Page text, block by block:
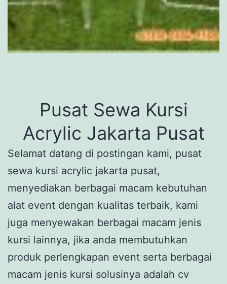
Pusat Sewa Kursi
Acrylic Jakarta Pusat
Selamat datang di postingan kami, pusat
sewa kursi acrylic jakarta pusat,
menyediakan berbagai macam kebutuhan
alat event dengan kualitas terbaik, kami
juga menyewakan berbagai macam jenis
kursi lainnya, jika anda membutuhkan
produk perlengkapan event serta berbagai
macam jenis kursi solusinya adalah cv